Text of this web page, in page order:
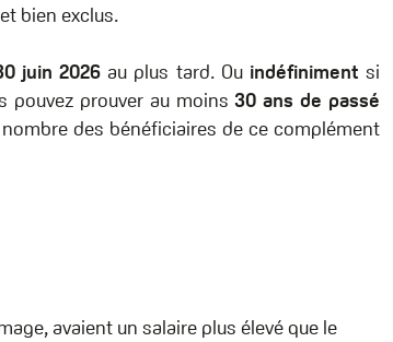
bien exclus.
juin 2026au plus tard. Ou indéfinimentsi
pouvez prouver au moins30 ans de passé
des bénéficiaires de ce complément
avaient un salaire plus élevé que le